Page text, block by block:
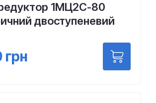
1МЦ2С-80
двоступеневий
грн